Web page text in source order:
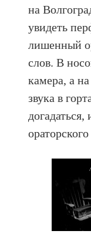
на
увидеть
лишенный
слов. В
камера, а
звука в